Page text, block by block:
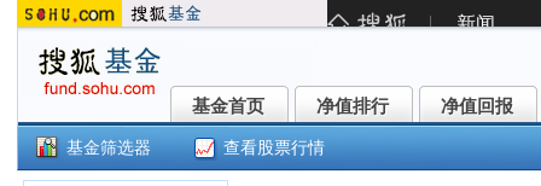
基金首页
基金首页 净值排行
净值排行 净值回报
净值回报
基金筛选器 查看股票行情